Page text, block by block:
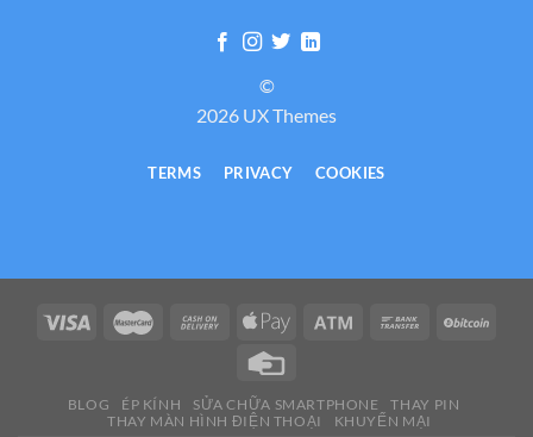
©
2026 UX Themes
TERMS PRIVACY COOKIES
BLOG ÉP KÍNH SỬA CHỮA SMARTPHONE
THAY PIN
THAY MÀN HÌNH ĐIỆN THOẠI
KHUYẾN MẠI